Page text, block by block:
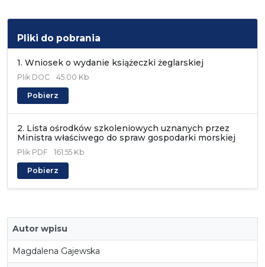
Pliki do pobrania
1. Wniosek o wydanie książeczki żeglarskiej
Plik DOC 45.00 Kb
Pobierz
2. Lista ośrodków szkoleniowych uznanych przez
Ministra właściwego do spraw gospodarki morskiej
Plik PDF 161.55 Kb
Pobierz
Autor wpisu
Magdalena Gajewska